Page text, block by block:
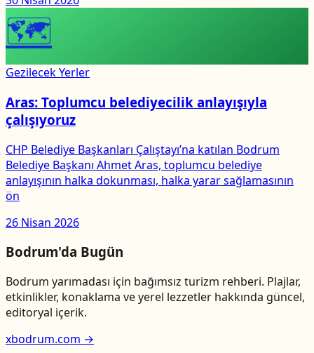
🗺
Gezilecek Yerler
Aras: Toplumcu belediyecilik anlayışıyla
çalışıyoruz
CHP Belediye Başkanları Çalıştayı’na katılan Bodrum
Belediye Başkanı Ahmet Aras, toplumcu belediye
anlayışının halka dokunması, halka yarar sağlamasının
ön
26 Nisan 2026
Bodrum'da Bugün
Bodrum yarımadası için bağımsız turizm rehberi. Plajlar,
etkinlikler, konaklama ve yerel lezzetler hakkında güncel,
editoryal içerik.
xbodrum.com →